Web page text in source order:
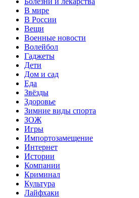
В мире
В России
Вещи
Военные новости
Волейбол
Гаджеты
Дети
Дом и сад
Еда
Звёзды
Здоровье
Зимние виды спорта
ЗОЖ
Игры
Импортозамещение
Интернет
Истории
Компании
Криминал
Культура
Лайфхаки